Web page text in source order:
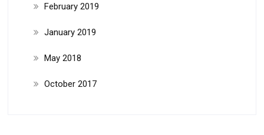
February 2019
January 2019
May 2018
October 2017